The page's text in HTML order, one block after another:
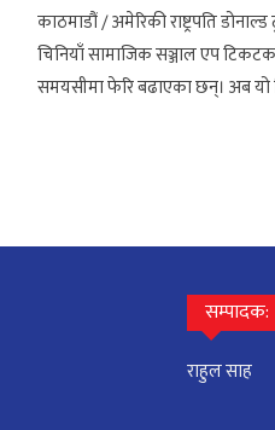
काठमाडौं / अमेरिकी राष्ट्रपति डोनाल्ड
चिनियाँ सामाजिक सञ्जाल एप
समयसीमा फेरि बढाएका छन्। अब यो
सम्पादक:
राहुल साह